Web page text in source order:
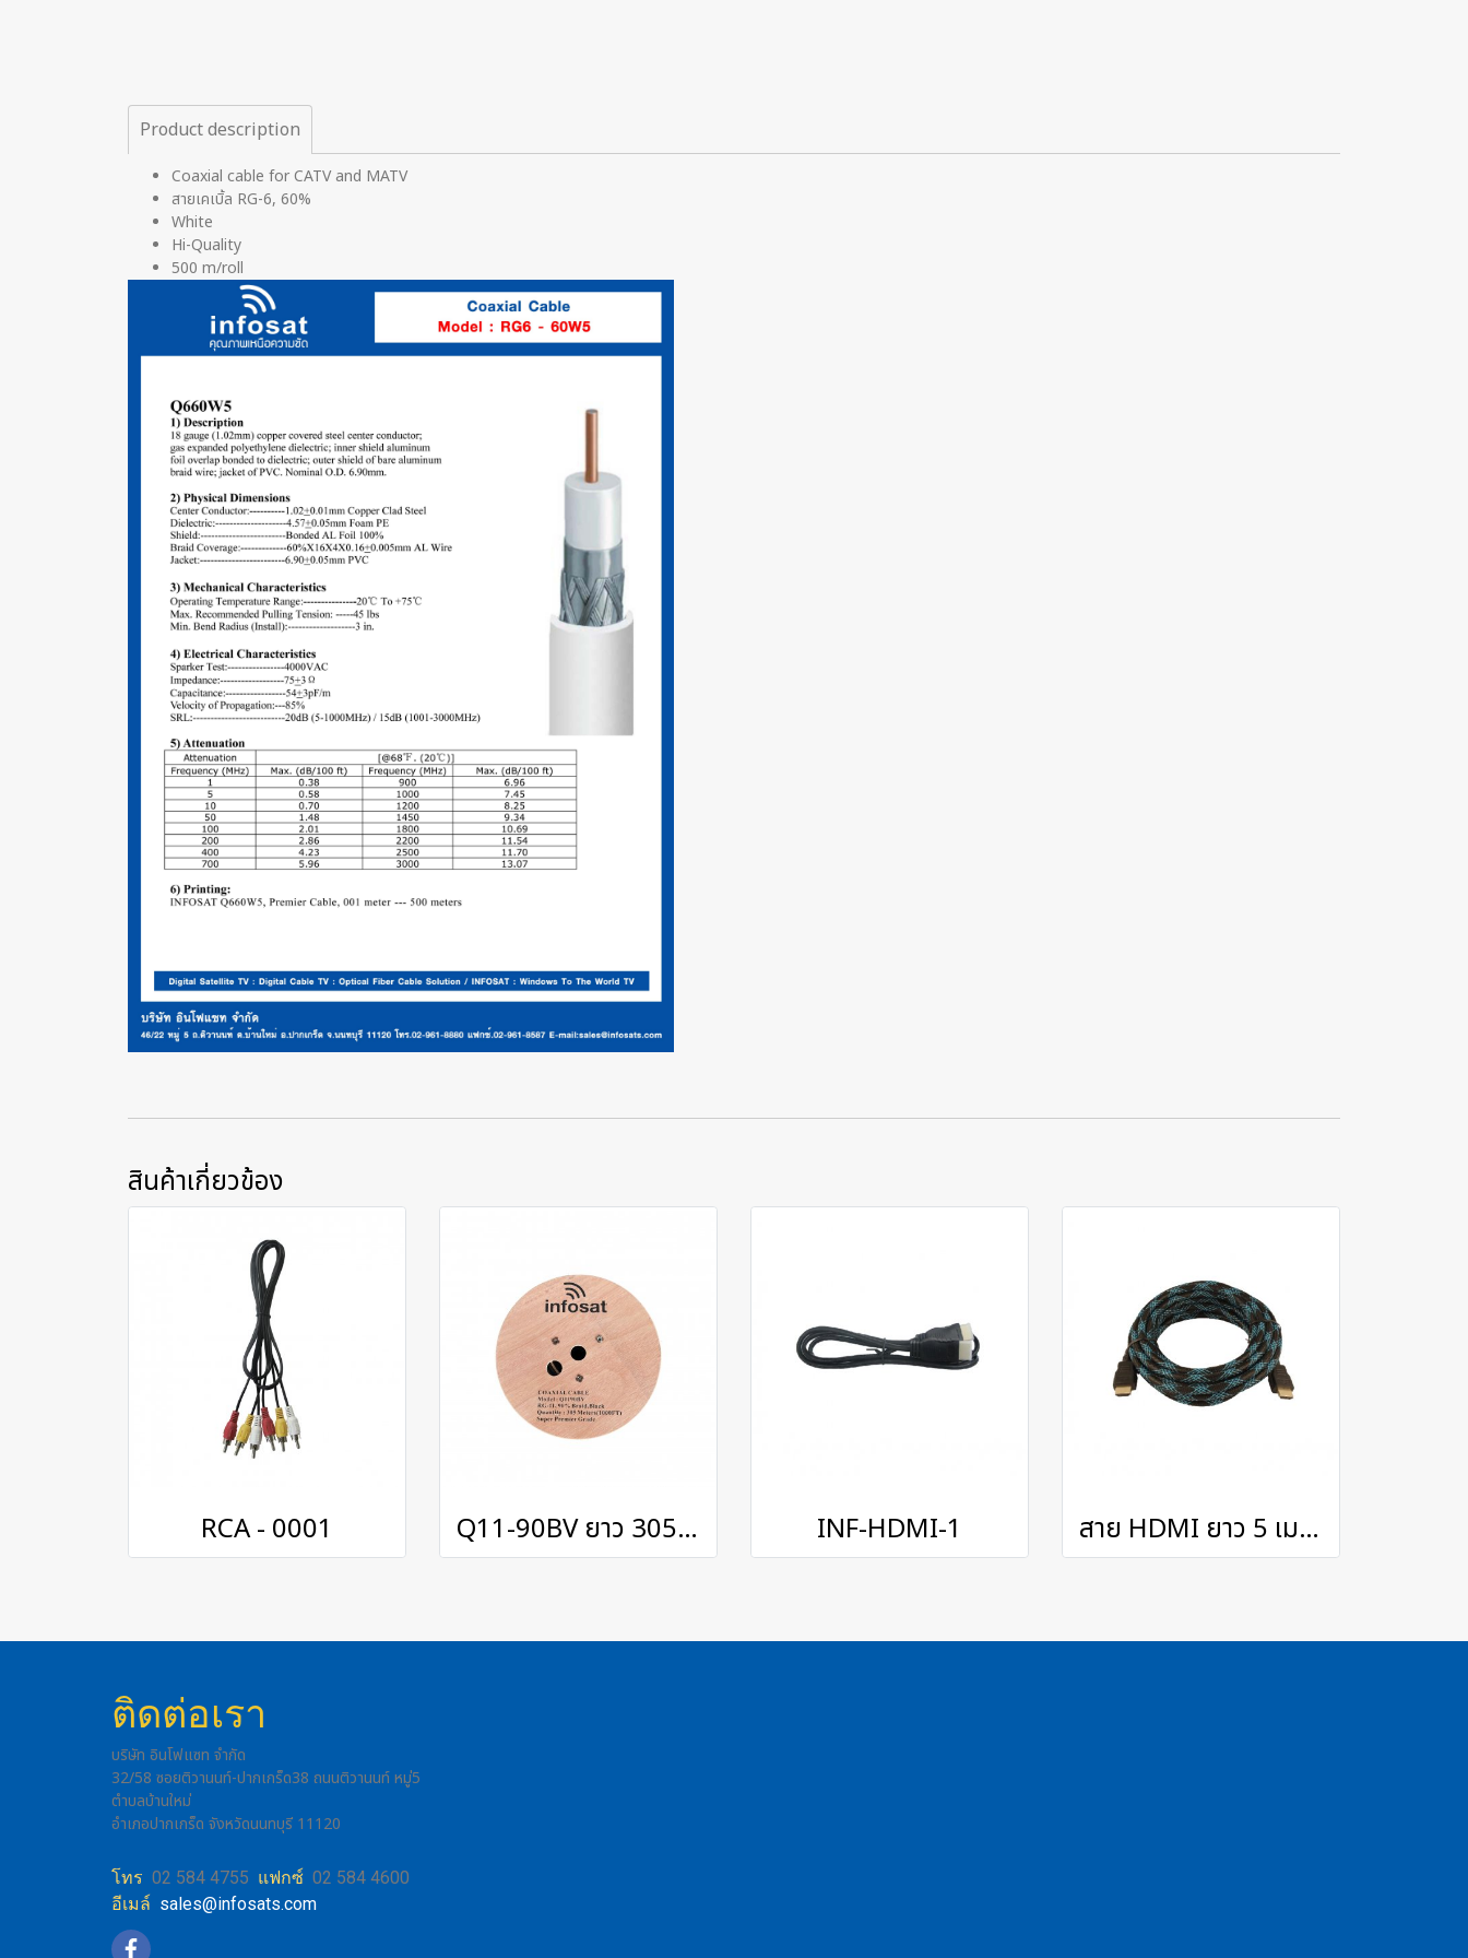
Product description
Coaxial cable for CATV and MATV
สายเคเบิ้ล RG-6, 60%
White
Hi-Quality
500 m/roll
สินค้าเกี่ยวข้อง
RCA - 0001 Q11-90BV ยาว 305 เมตร INF-HDMI-1 สาย HDMI ยาว 5 เมตร
ติดต่อเรา
บริษัท อินโฟแซท จำกัด
32/58 ซอยติวานนท์-ปากเกร็ด38 ถนนติวานนท์ หมู่5
ตำบลบ้านใหม่
อำเภอปากเกร็ด จังหวัดนนทบุรี 11120
โทร 02 584 4755 แฟกซ์ 02 584 4600
อีเมล์ sales@infosats.com